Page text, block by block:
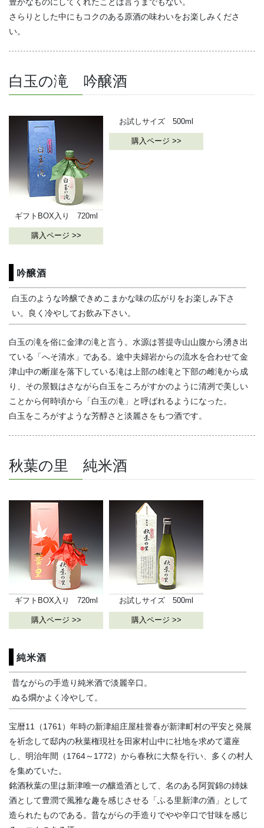
さらりとした中にもコクのある原酒の味わいをお楽しみくださ
い。
白玉の滝 吟醸酒
ギフトBOX入り 720ml
購入ページ >>
お試しサイズ 500ml
購入ページ >>
吟醸酒
白玉のような吟醸できめこまかな味の広がりをお楽しみ下さ
い。良く冷やしてお飲み下さい。
白玉の滝を俗に金津の滝と言う。水源は菩提寺山山腹から湧き出
ている「へそ清水」である。途中夫婦岩からの流水を合わせて金
津山中の断崖を落下している滝は上部の雄滝と下部の雌滝から成
り、その景観はさながら白玉をころがすかのように清冽で美しい
ことから何時頃から「白玉の滝」と呼ばれるようになった。
白玉をころがすような芳醇さと淡麗さをもつ酒です。
秋葉の里 純米酒
ギフトBOX入り 720ml
購入ページ >>
お試しサイズ 500ml
購入ページ >>
純米酒
昔ながらの手造り純米酒で淡麗辛口。
ぬる燗かよく冷やして。
宝暦11（1761）年時の新津組庄屋桂誉春が新津町村の平安と発展
を祈念して邸内の秋葉権現社を田家村山中に社地を求めて還座
し、明治年間（1764～1772）から春秋に大祭を行い、多くの村人
を集めていた。
銘酒秋葉の里は新津唯一の釀造酒として、名のある阿賀錦の姉妹
酒として豊潤で風雅な趣を感じさせる「ふる里新津の酒」として
造られたものである。昔ながらの手造りでやや辛口で甘味を感じ